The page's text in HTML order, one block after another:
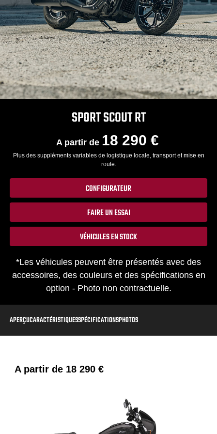
SPORT SCOUT RT
A partir de 18 290 €
Plus des suppléments variables de logistique locale, transport et mise en
route.
CONFIGURATEUR
FAIRE UN ESSAI
VÉHICULES EN STOCK
*Les véhicules peuvent être présentés avec des
accessoires, des couleurs et des spécifications en
option - Photo non contractuelle.
APERÇUCARACTÉRISTIQUESSPÉCIFICATIONSPHOTOS
A partir de 18 290 €